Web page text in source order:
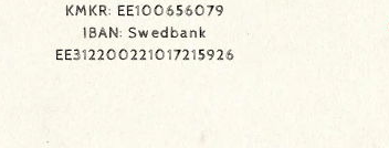
KMKR: EE100656079
IBAN: Swedbank
EE312200221017215926